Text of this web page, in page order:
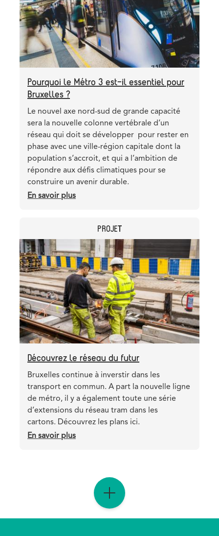
de
connecter
les
5
coins
de
Pourquoi le Métro 3 est-il essentiel pour
Bruxelles ?
Teaser
Le nouvel axe nord-sud de grande capacité
sera la nouvelle colonne vertébrale d’un
réseau qui doit se développer pour rester en
phase avec une ville-région capitale dont la
population s’accroit, et qui a l’ambition de
répondre aux défis climatiques pour se
construire un avenir durable.
En savoir plus
Métro
est-
il
essentiel
pour
Bruxelles
?
PROJET
Header
image
Image
Découvrez le réseau du futur
Teaser
Bruxelles continue à inverstir dans les
transport en commun. A part la nouvelle ligne
de métro, il y a également toute une série
d’extensions du réseau tram dans les
cartons. Découvrez les plans ici.
En savoir plus